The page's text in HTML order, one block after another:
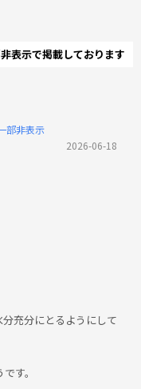
表示で掲載しております
部非表示
2026-06-18
充分にとるようにして
す。